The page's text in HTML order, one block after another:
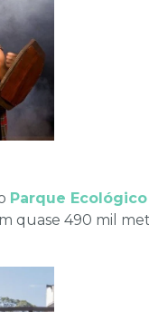
Parque
quase 490 mil